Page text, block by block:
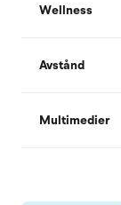
Wellness
Avstånd
Multimedier